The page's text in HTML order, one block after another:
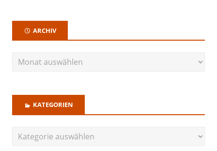
ARCHIV
KATEGORIEN